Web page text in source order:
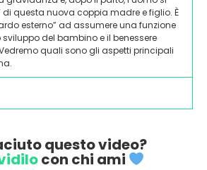
di questa nuova coppia madre e figlio. È
esterno” ad assumere una funzione
del bambino e il benessere
quali sono gli aspetti principali
questo video?
con chi ami